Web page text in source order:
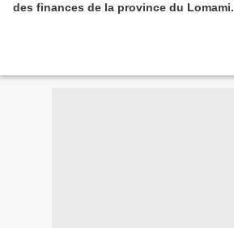
des finances de la province du Lomami.